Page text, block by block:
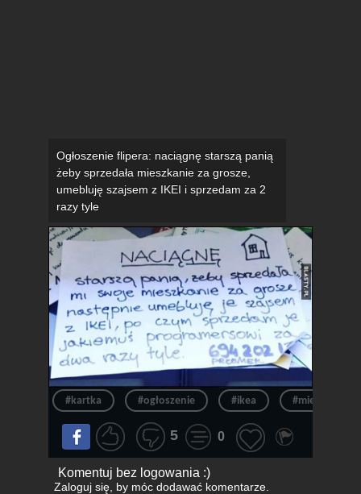
Ogłoszenie flipera: naciągnę starszą panią
żeby sprzedała mieszkanie za grosze,
umebluję szajsem z IKEI i sprzedam za 2
razy tyle
#kartka #ogłoszenie #ikea #mieszkanie
5 0
Komentuj bez logowania :)
Zaloguj się, by móc dodawać komentarze.